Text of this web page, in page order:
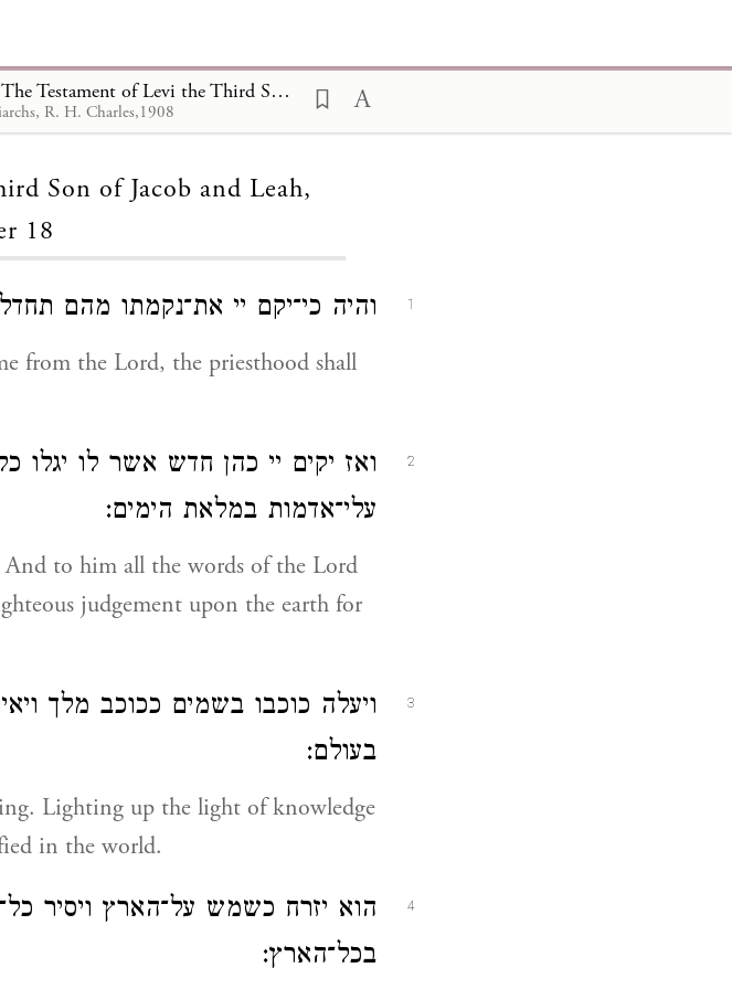
The Testaments of the Twelve Patriarchs, The Testament of Levi the Third Son of Jacob and Leah 18
R. H. Charles,1908
Son of Jacob and Leah,
18
1 והיה כי־יקם יי את־נקמתו מהם
from the Lord, the priesthood shall
2
ואז יקים יי כהן חדש אשר לו
עלי־אדמות במלאת הימים:
to him all the words of the Lord
judgement upon the earth for
3
ויעלה כוכבו בשמים ככוכב מלך
בעולם:
Lighting up the light of knowledge
in the world.
4
הוא יזרח כשמש על־הארץ ויסיר
בכל־הארץ: